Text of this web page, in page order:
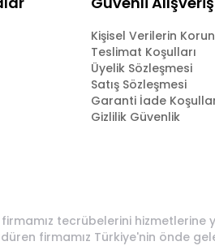
Kişisel Verilerin
Teslimat Koşulları
Üyelik Sözleşmesi
Satış Sözleşmesi
Garanti İade
Gizlilik Güvenlik
tecrübelerini
firmamız Türkiye'nin önde